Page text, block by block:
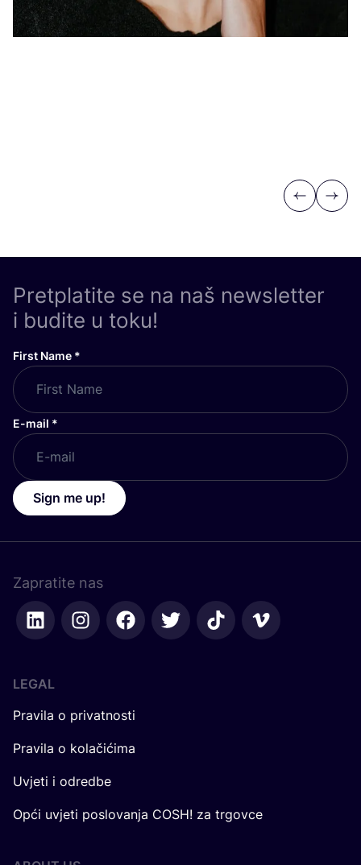
Previous
Next
Pretplatite se na naš newsletter
i budite u toku!
First Name *
E-mail *
Sign me up!
Zapratite nas
LEGAL
Pravila o privatnosti
Pravila o kolačićima
Uvjeti i odredbe
Opći uvjeti poslovanja COSH! za trgovce